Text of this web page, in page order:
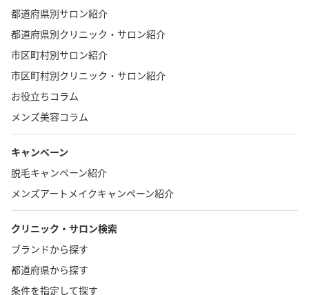
都道府県別サロン紹介
都道府県別クリニック・サロン紹介
市区町村別サロン紹介
市区町村別クリニック・サロン紹介
お役立ちコラム
メンズ美容コラム
キャンペーン
脱毛キャンペーン紹介
メンズアートメイクキャンペーン紹介
クリニック・サロン検索
ブランドから探す
都道府県から探す
条件を指定して探す